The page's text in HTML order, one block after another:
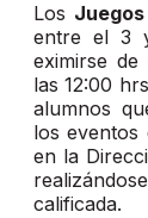
Los
entre el 3
eximirse de
las 12:00
alumnos
los eventos
en la
calificada.